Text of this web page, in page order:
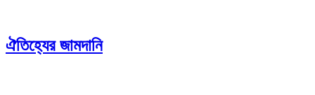
ঐতিহ্যের জামদানি